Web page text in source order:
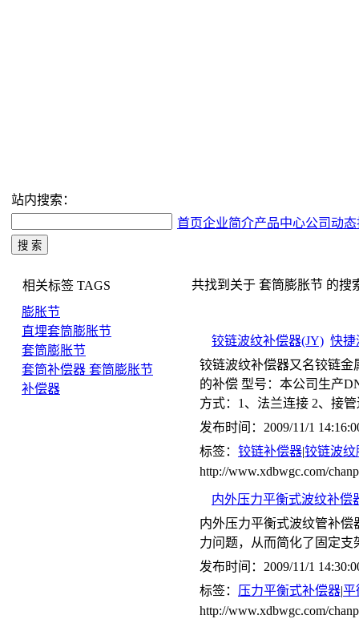
站内搜索：
首页企业简介产品中心公司动态
相关标签 TAGS
膨胀节
直埋套筒膨胀节
套筒膨胀节
套筒补偿器 套筒膨胀节
补偿器
共找到关于 套筒膨胀节 的搜
铰链波纹补偿器(JY) 快捷
铰链波纹补偿器又名铰链
的补偿 型号：本公司生产
方式：1、法兰连接 2、接
发布时间：2009/11/1
标签： 铰链补偿器|铰链波纹
http://www.xdbwgc.com/
内外压力平衡式波纹补偿
内外压力平衡式波纹管补
力问题，从而简化了固定
发布时间：2009/11/1
标签： 压力平衡式补偿器|平
http://www.xdbwgc.com/